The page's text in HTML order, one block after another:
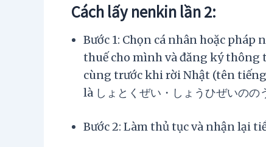
Cách lấy nenkin lần 2:
Bước 1: Chọn cá nhân hoặc
thuế cho mình và đăng ký thông
cùng trước khi rời Nhật (tên tiếng
là しょとくぜい・しょうひぜいのの
Bước 2: Làm thủ tục và nhận lại